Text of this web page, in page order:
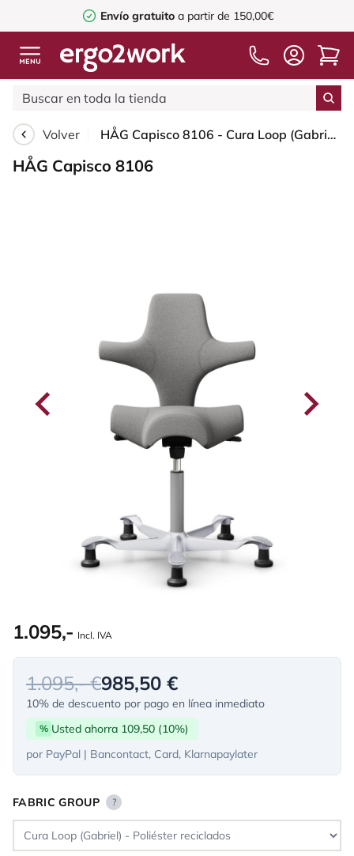
Envío gratuito a partir de 150,00€
Volver HÅG Capisco 8106 - Cura Loop (Gabriel) - Poliéster reciclados - CLP60110 Light grey - Silver - 150mm (seat height 40–55cm) - Glides
HÅG Capisco 8106
1.095,- Incl. IVA
1.095,- €985,50 €
10% de descuento por pago en línea inmediato
% Usted ahorra 109,50 (10%)
por PayPal | Bancontact, Card, Klarnapaylater
FABRIC GROUP ?